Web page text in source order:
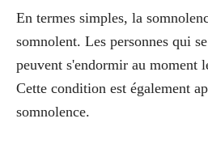
En termes simples, la
somnolent. Les personnes qui
peuvent s'endormir au moment
Cette condition est également
somnolence.